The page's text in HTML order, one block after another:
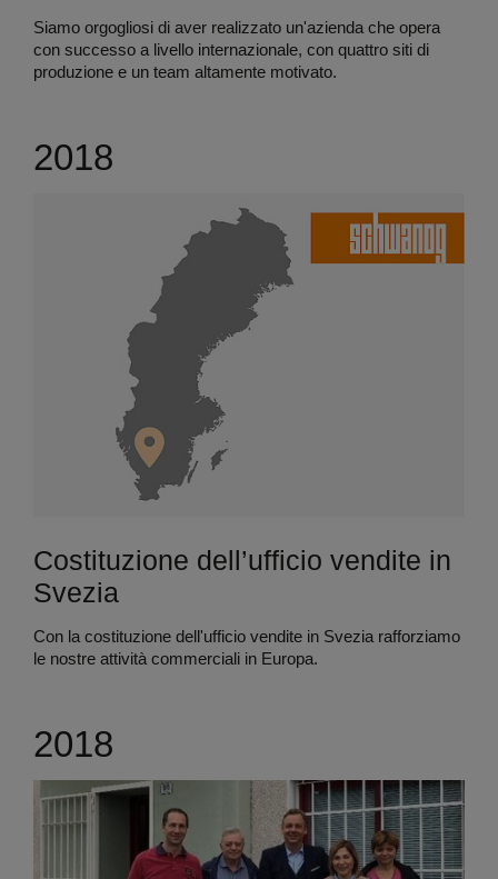
Siamo orgogliosi di aver realizzato un'azienda che opera
con successo a livello internazionale, con quattro siti di
produzione e un team altamente motivato.
2018
Costituzione dell’ufficio vendite in
Svezia
Con la costituzione dell'ufficio vendite in Svezia rafforziamo
le nostre attività commerciali in Europa.
2018